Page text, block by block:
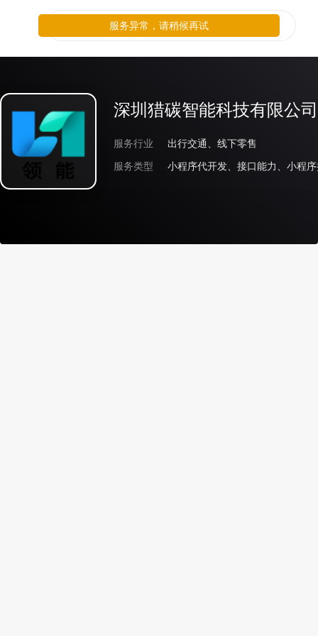
深圳猎碳智能科技有限公司
服务行业
出行交通、线下零售
服务类型
小程序代开发、接口能力、小程
服务异常，请稍候再试